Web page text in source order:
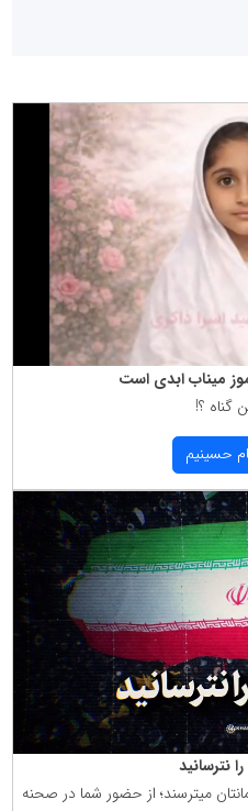
میناب ابدی است
گناه ؟!
حسینیم
نترسانید
میترسند؛ از حضور شما در صحنه